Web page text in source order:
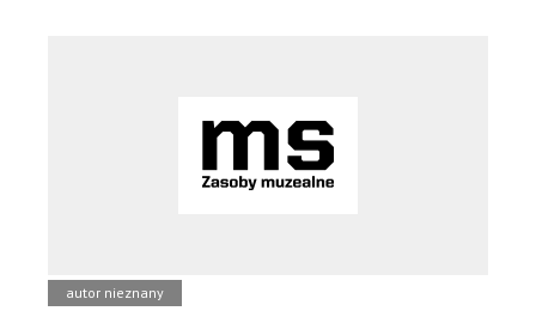
autor nieznany